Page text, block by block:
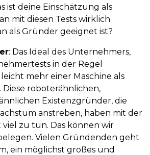
ist deine Einschätzung als
mit diesen Tests wirklich
als Gründer geeignet ist?
: Das Ideal des Unternehmers,
in der Regel
mehr einer Maschine als
Diese roboterähnlichen,
Existenzgründer, die
anstreben, haben mit der
zu tun. Das können wir
Vielen Gründenden geht
ein möglichst großes und